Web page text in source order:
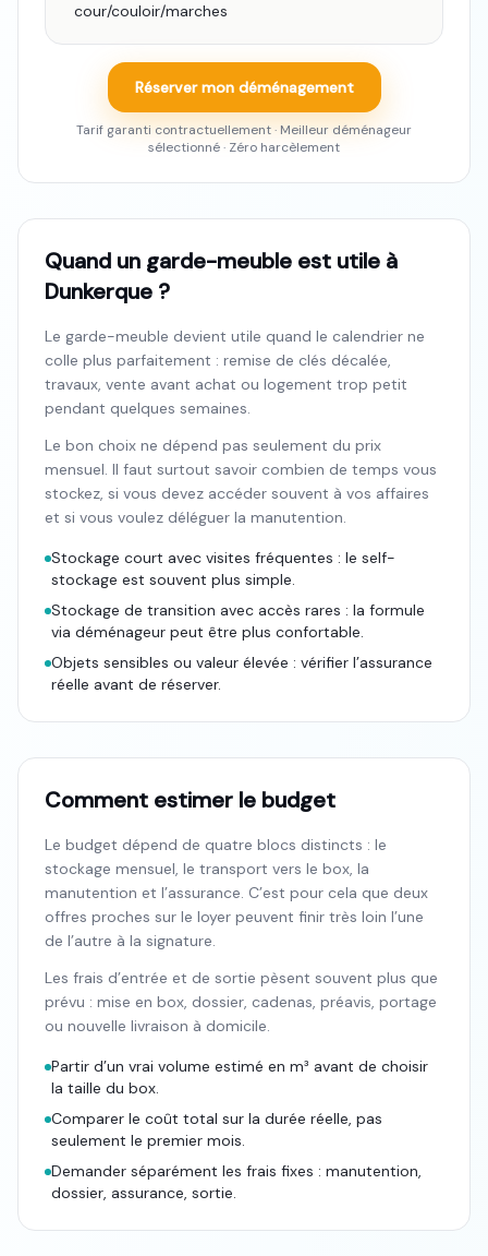
cour/couloir/marches
Réserver mon déménagement
Tarif garanti contractuellement · Meilleur déménageur
sélectionné · Zéro harcèlement
Quand un garde-meuble est utile à
Dunkerque ?
Le garde-meuble devient utile quand le calendrier ne
colle plus parfaitement : remise de clés décalée,
travaux, vente avant achat ou logement trop petit
pendant quelques semaines.
Le bon choix ne dépend pas seulement du prix
mensuel. Il faut surtout savoir combien de temps vous
stockez, si vous devez accéder souvent à vos affaires
et si vous voulez déléguer la manutention.
Stockage court avec visites fréquentes : le self-
stockage est souvent plus simple.
Stockage de transition avec accès rares : la formule
via déménageur peut être plus confortable.
Objets sensibles ou valeur élevée : vérifier l’assurance
réelle avant de réserver.
Comment estimer le budget
Le budget dépend de quatre blocs distincts : le
stockage mensuel, le transport vers le box, la
manutention et l’assurance. C’est pour cela que deux
offres proches sur le loyer peuvent finir très loin l’une
de l’autre à la signature.
Les frais d’entrée et de sortie pèsent souvent plus que
prévu : mise en box, dossier, cadenas, préavis, portage
ou nouvelle livraison à domicile.
Partir d’un vrai volume estimé en m³ avant de choisir
la taille du box.
Comparer le coût total sur la durée réelle, pas
seulement le premier mois.
Demander séparément les frais fixes : manutention,
dossier, assurance, sortie.